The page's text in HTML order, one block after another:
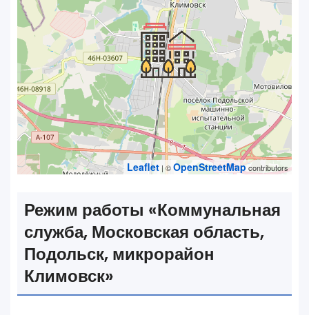
Leaflet | ©OpenStreetMapcontributors
Режим работы «‎Коммунальная
служба, Московская область,
Подольск, микрорайон
Климовск»‎